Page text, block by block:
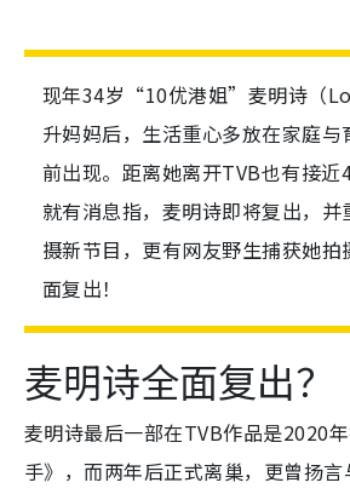
现年34岁“10优港姐”麦明诗（
升妈妈后，生活重心多放在家庭与
前出现。距离她离开TVB也有接近
就有消息指，麦明诗即将复出，
摄新节目，更有网友野生捕获她拍
面复出！
麦明诗全面复出？
麦明诗最后一部在TVB作品是2020
手》，而两年后正式离巢，更曾扬